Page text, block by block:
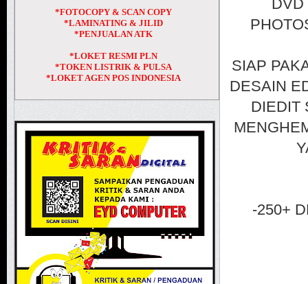
SIAP
DESAIN
DIEDIT
-250+
*FOTOCOPY & SCAN COPY
*LAMINATING & JILID
*PENJUALAN ATK
*LOKET RESMI PLN
*TOKEN LISTRIK & PULSA
*LOKET AGEN POS INDONESIA